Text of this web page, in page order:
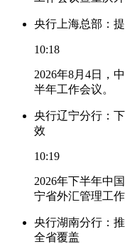
央行上海总部：
10:18
2026年8月4日，
半年工作会议。
央行辽宁分行：
效
10:19
2026年下半年中
宁省外汇管理工
央行湖南分行：
全省覆盖